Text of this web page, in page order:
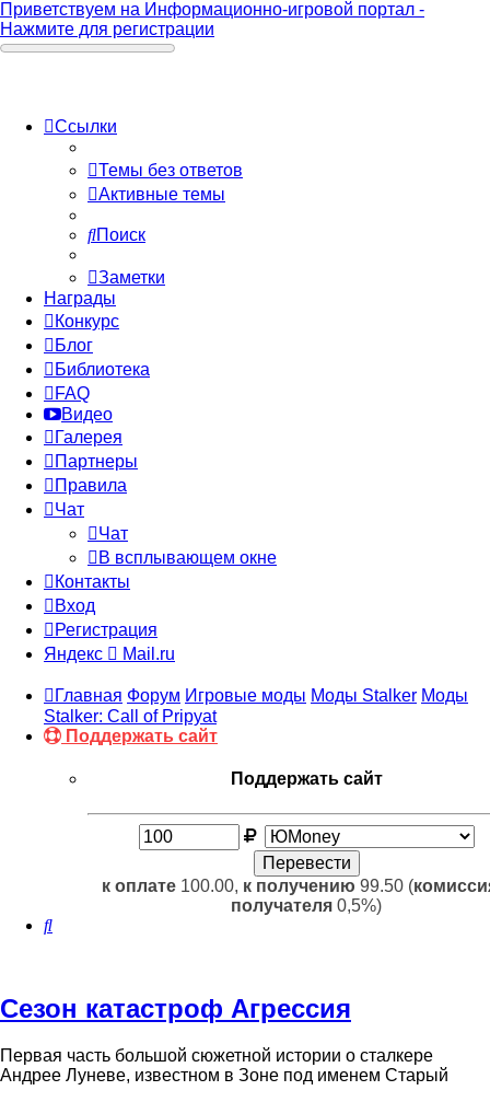
Приветствуем на Информационно-игровой портал -
Нажмите для регистрации
Ссылки
Темы без ответов
Активные темы
Поиск
Заметки
Награды
Конкурс
Блог
Библиотека
FAQ
Видео
Галерея
Партнеры
Правила
Чат
Чат
В всплывающем окне
Контакты
Вход
Регистрация
Яндекс
Mail.ru
Главная Форум Игровые моды Моды Stalker Моды
Stalker: Call of Pripyat
Поддержать сайт
Поддержать сайт
к оплате100.00, к получению 99.50 (
получателя 0,5%)
Поиск
Сезон катастроф Агрессия
Первая часть большой сюжетной истории о сталкере
Андрее Луневе, известном в Зоне под именем Старый